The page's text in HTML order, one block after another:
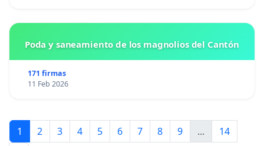
Poda y saneamiento de los magnolios del Cantón
171 firmas
11 Feb 2026
1 2 3 4 5 6 7 8 9 ...
14